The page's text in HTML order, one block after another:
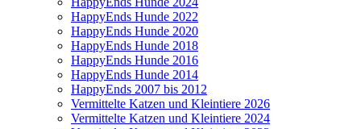
HappyEnds Hunde 2022
HappyEnds Hunde 2020
HappyEnds Hunde 2018
HappyEnds Hunde 2016
HappyEnds Hunde 2014
HappyEnds 2007 bis 2012
Vermittelte Katzen und Kleintiere 2026
Vermittelte Katzen und Kleintiere 2024